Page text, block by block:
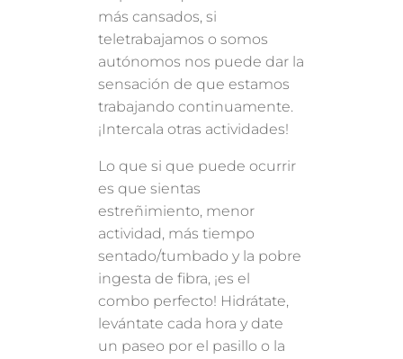
más cansados, si
teletrabajamos o somos
autónomos nos puede dar la
sensación de que estamos
trabajando continuamente.
¡Intercala otras actividades!
Lo que si que puede ocurrir
es que sientas
estreñimiento, menor
actividad, más tiempo
sentado/tumbado y la pobre
ingesta de fibra, ¡es el
combo perfecto! Hidrátate,
levántate cada hora y date
un paseo por el pasillo o la